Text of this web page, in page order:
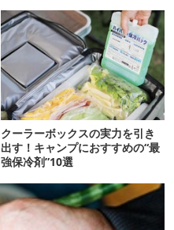
クーラーボックスの実力を引き
出す！キャンプにおすすめの“最
強保冷剤”10選